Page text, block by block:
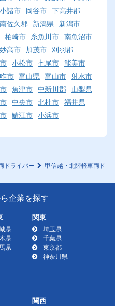
小諸市 岡谷市 下高井郡
南佐久郡 新潟県 新潟市
柏崎市 糸魚川市 南魚沼市
妙高市 加茂市 刈羽郡
小松市 七尾市 能美市
市 富山県 富山市 射水市
魚津市 中新川郡 山梨県
中央市 北杜市 福井県
鯖江市 小浜市
ドライバー
甲信越・北陸軽車両ド
企業を探す
県
県
県
関東
埼玉県
千葉県
東京都
神奈川県
関西